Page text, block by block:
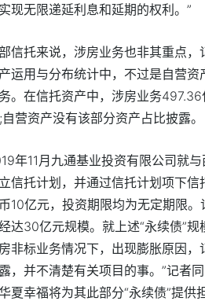
现无限递延利息和延期的权利。”
信托来说，涉房业务也非其重点
运用与分布统计中，不过是自营
。在信托资产中，涉房业务
营资产没有该部分资产占比披露。
年11月九通基业投资有限公司就
信托计划，并通过信托计划项下
10亿元，投资期限均为无定期限
达30亿元规模。就上述“永续债”
非标业务情况下，出现膨胀原因
，并不清楚有关项目的事。”记者
夏幸福将为其此部分“永续债”提供